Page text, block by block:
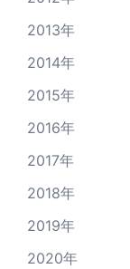
2013年
2014年
2015年
2016年
2017年
2018年
2019年
2020年